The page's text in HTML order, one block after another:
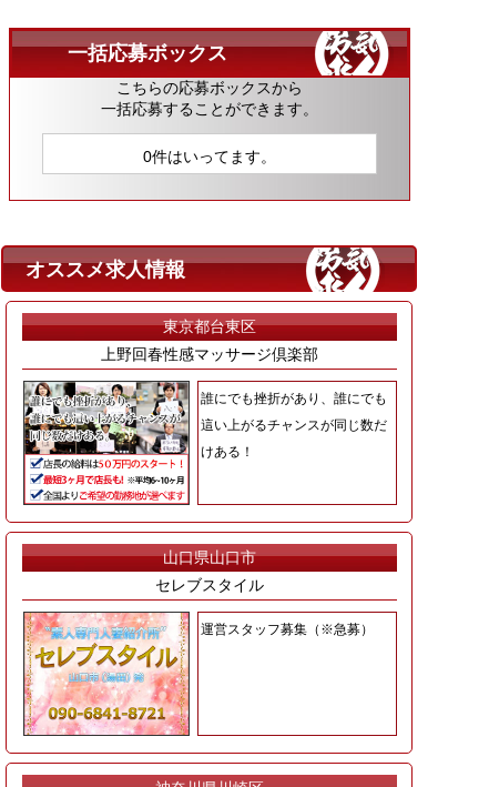
一括応募ボックス
こちらの応募ボックスから
一括応募することができます。
0件はいってます。
オススメ求人情報
東京都台東区
上野回春性感マッサージ倶楽部
誰にでも挫折があり、誰にでも
這い上がるチャンスが同じ数だ
けある！
山口県山口市
セレブスタイル
運営スタッフ募集（※急募）